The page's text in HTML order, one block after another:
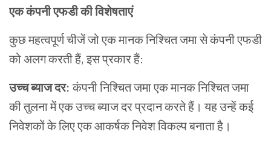
एक कंपनी एफडी की विशेषताएं
कुछ महत्वपूर्ण चीजें जो एक मानक निश्चित जमा से कंपनी एफडी
को अलग करती हैं, इस प्रकार हैं:
उच्च ब्याज दर:कंपनी निश्चित जमा एक मानक निश्चित जमा
की तुलना में एक उच्च ब्याज दर प्रदान करते हैं। यह उन्हें कई
निवेशकों के लिए एक आकर्षक निवेश विकल्प बनाता है।